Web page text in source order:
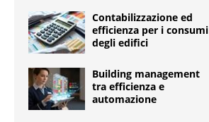
Contabilizzazione ed
efficienza per i consumi
degli edifici
Building management
tra efficienza e
automazione